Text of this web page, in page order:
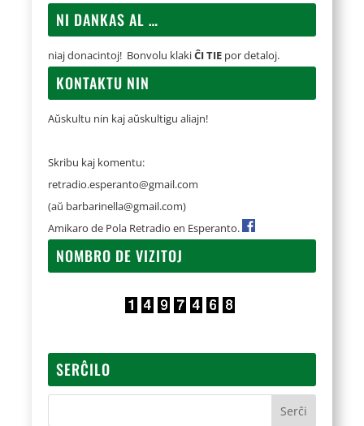
NI DANKAS AL …
niaj donacintoj! Bonvolu klakiĈI TIE por detaloj.
KONTAKTU NIN
Aŭskultu nin kaj aŭskultigu aliajn!
Skribu kaj komentu:
retradio.esperanto@gmail.com
(aŭ barbarinella@gmail.com)
Amikaro de Pola Retradio en Esperanto.
NOMBRO DE VIZITOJ
SERĈILO